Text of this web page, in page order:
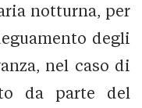
notturna, per
degli
nel caso di
da parte del